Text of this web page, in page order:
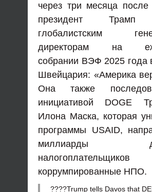
через три месяца после
президент Трамп
глобалистским
директорам на
собрании ВЭФ 2025 года
Швейцария: «Америка
Она также
инициативой DOGE
Илона Маска, которая
программы USAID,
миллиарды
коррумпированные НПО.
????Trump tells Davos that